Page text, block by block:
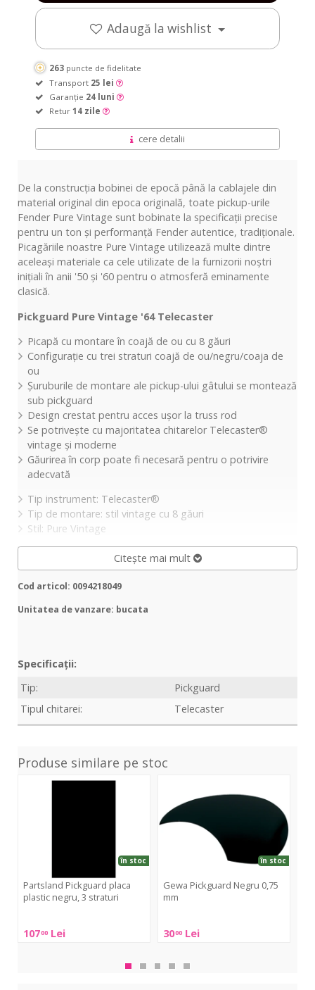
Adaugă la wishlist
263 puncte de fidelitate
Transport 25 lei
Garanție 24 luni
Retur 14 zile
cere detalii
De la construcția bobinei de epocă până la cablajele din
material original din epoca originală, toate pickup-urile
Fender Pure Vintage sunt bobinate la specificații precise
pentru un ton și performanță Fender autentice, tradiționale.
Picagăriile noastre Pure Vintage utilizează multe dintre
aceleași materiale ca cele utilizate de la furnizorii noștri
inițiali în anii '50 și '60 pentru o atmosferă eminamente
clasică.
Pickguard Pure Vintage '64 Telecaster
Picapă cu montare în coajă de ou cu 8 găuri
Configurație cu trei straturi coajă de ou/negru/coaja de
ou
Șuruburile de montare ale pickup-ului gâtului se montează
sub pickguard
Design crestat pentru acces ușor la truss rod
Se potrivește cu majoritatea chitarelor Telecaster®
vintage și moderne
Găurirea în corp poate fi necesară pentru o potrivire
adecvată
Tip instrument: Telecaster®
Tip de montare: stil vintage cu 8 găuri
Stil: Pure Vintage
Citește mai mult
Cod articol: 0094218049
Unitatea de vanzare: bucata
Specificații:
Tip:
Pickguard
Tipul chitarei:
Telecaster
Produse similare pe stoc
Pickguard
Partsland Pickguard placa
plastic negru, 3 straturi
10700 Lei
în stoc
Pickguard
0,75
mm
Gewa Pickguard Negru 0,75
mm
3000 Lei
în stoc
Pickguard
0,75